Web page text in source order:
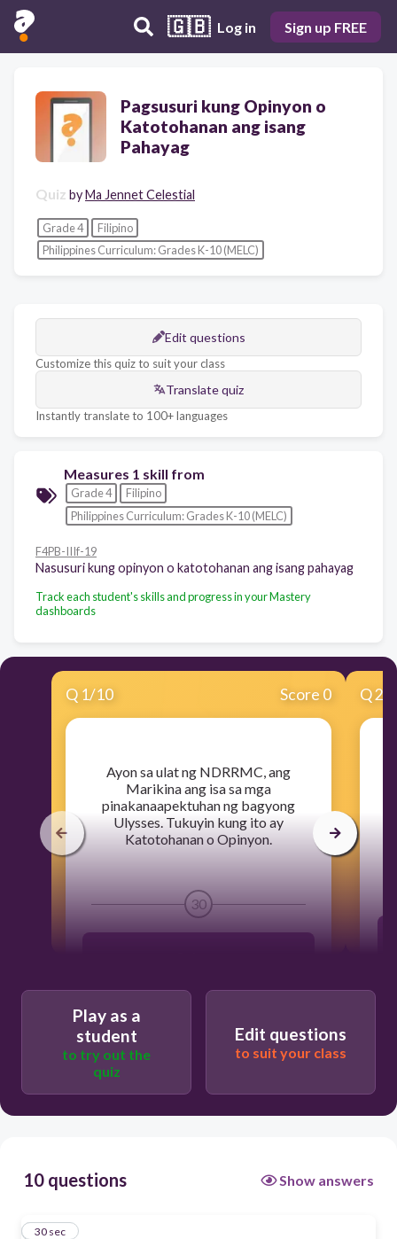
🇬🇧 Log in Sign up FREE
Pagsusuri kung Opinyon o
Katotohanan ang isang
Pahayag
Quiz byMa Jennet Celestial
Grade 4
Filipino
Philippines Curriculum: Grades K-10 (MELC)
Edit questions
Customize this quiz to suit your class
Translate quiz
Instantly translate to 100+ languages
Measures 1 skill from
Grade 4
Filipino
Philippines Curriculum: Grades K-10 (MELC)
F4PB-IIIf-19
Nasusuri kung opinyon o katotohanan ang isang pahayag
Track each student's skills and progress in your Mastery
dashboards
Q 1/10 Score 0
​Ayon sa ulat ng NDRRMC, ang
Marikina ang isa sa mga
pinakanaapektuhan ng bagyong
Ulysses. Tukuyin kung ito ay
Katotohanan o Opinyon.
30
Q2
Play as a
student
to try out the
quiz
Edit questions
to suit your class
10 questions Show answers
1
30 sec